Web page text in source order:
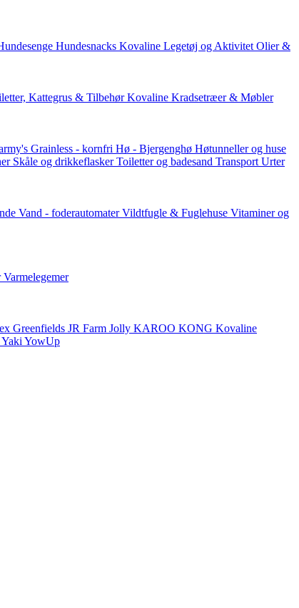
Hundesnacks Kovaline Legetøj og Aktivitet Olier &
Kattegrus & Tilbehør Kovaline Kradsetræer & Møbler
Grainless - kornfri Hø - Bjergenghø Høtunneller og huse
Skåle og drikkeflasker Toiletter og badesand Transport Urter
Vand - foderautomater Vildtfugle & Fuglehuse Vitaminer og
Varmelegemer
Greenfields JR Farm Jolly KAROO KONG Kovaline
Yaki YowUp